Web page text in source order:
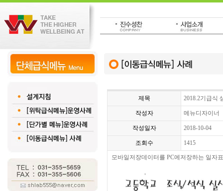
제목 2018.2기급식
작성자 메뉴디자이너
작성일자 2018-10-04
조회수 1415
모바일저장데이터를 PC에저장하는 일자